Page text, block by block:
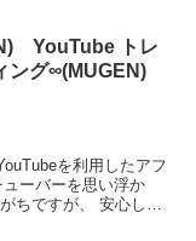
YouTube トレ
ング∞(MUGEN)
を利用したアフ
ーバーを思い浮か
ちですが、 安心して